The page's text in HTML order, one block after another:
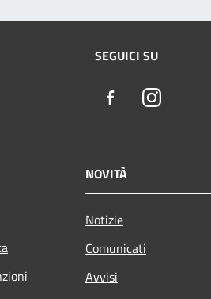
SEGUICI SU
FacebookInstagram
NOVITÀ
Notizie
Comunicati
Avvisi